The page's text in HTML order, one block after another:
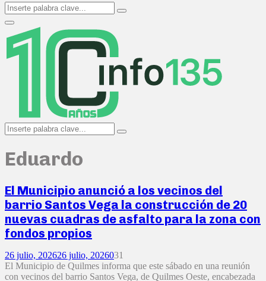
Search
for:
Search
Primary
Menu
Search
for:
Search
Eduardo
El Municipio anunció a los vecinos del
barrio Santos Vega la construcción de 20
nuevas cuadras de asfalto para la zona con
fondos propios
26 julio, 202626 julio, 2026031
El Municipio de Quilmes informa que este sábado en una reunión
con vecinos del barrio Santos Vega, de Quilmes Oeste, encabezada